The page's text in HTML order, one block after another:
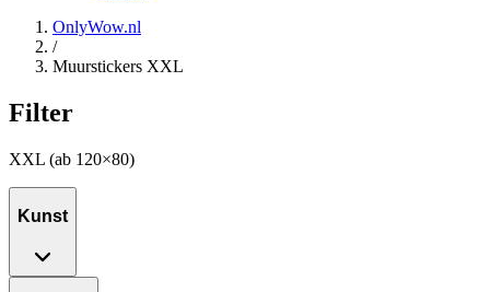
OnlyWow.nl
/
Muurstickers XXL
Filter
XXL (ab 120×80)
Kunst